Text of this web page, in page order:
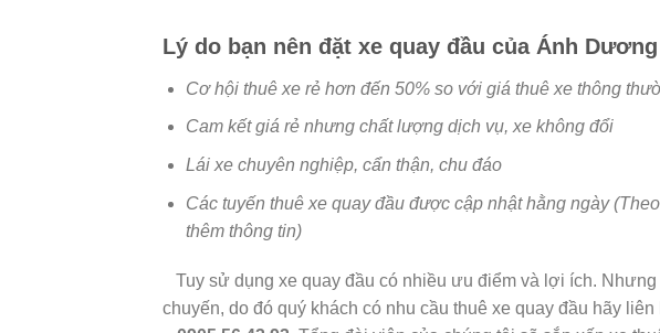
Lý do bạn nên đặt xe quay đầu của Ánh
Cơ hội thuê xe rẻ hơn đến 50% so với giá thuê xe thông
Cam kết giá rẻ nhưng chất lượng dịch vụ, xe không đổi
Lái xe chuyên nghiệp, cẩn thận, chu đáo
Các tuyến thuê xe quay đầu được cập nhật hằng ngày
thêm thông tin)
Tuy sử dụng xe quay đầu có nhiều ưu điểm và lợi ích.
chuyến, do đó quý khách có nhu cầu thuê xe quay đầu hãy